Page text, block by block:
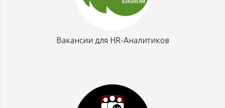
Вакансии для HR-Аналитиков